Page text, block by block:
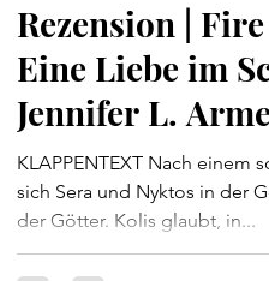
Rezension |
Eine Liebe im
Jennifer L.
KLAPPENTEXT Nach einem
sich Sera und Nyktos in der
der Götter. Kolis glaubt, in...